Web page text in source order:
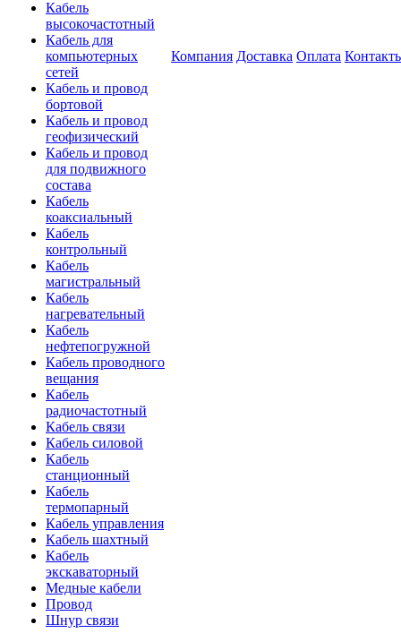
Кабель
высокочастотный
Кабель для
компьютерных
сетей
Кабель и провод
бортовой
Кабель и провод
геофизический
Кабель и провод
для подвижного
состава
Кабель
коаксиальный
Кабель
контрольный
Кабель
магистральный
Кабель
нагревательный
Кабель
нефтепогружной
Кабель проводного
вещания
Кабель
радиочастотный
Кабель связи
Кабель силовой
Кабель
станционный
Кабель
термопарный
Кабель управления
Кабель шахтный
Кабель
экскаваторный
Медные кабели
Провод
Шнур связи
Компания Доставка Оплата